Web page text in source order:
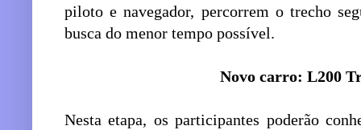
piloto e navegador, percorrem o trecho
busca do menor tempo possível.
Novo carro: L200
Nesta etapa, os participantes poderão